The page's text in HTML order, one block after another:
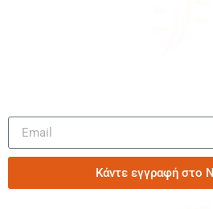
Κάντε εγγραφή στο